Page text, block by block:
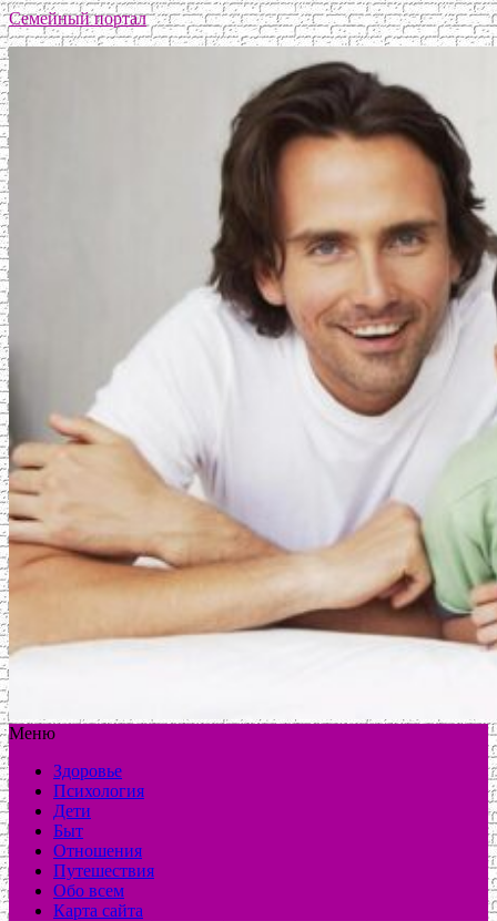
Семейный портал
Меню
Здоровье
Психология
Дети
Быт
Отношения
Путешествия
Обо всем
Карта сайта